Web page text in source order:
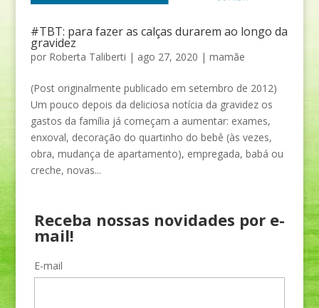
#TBT: para fazer as calças durarem ao longo da
gravidez
por Roberta Taliberti | ago 27, 2020 | mamãe
(Post originalmente publicado em setembro de 2012)
Um pouco depois da deliciosa notícia da gravidez os
gastos da família já começam a aumentar: exames,
enxoval, decoração do quartinho do bebê (às vezes,
obra, mudança de apartamento), empregada, babá ou
creche, novas...
Receba nossas novidades por e-
mail!
E-mail